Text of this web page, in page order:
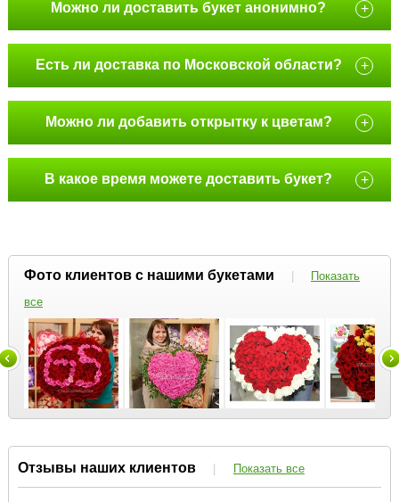
Можно ли доставить букет анонимно? +
Есть ли доставка по Московской области? +
Можно ли добавить открытку к цветам? +
В какое время можете доставить букет? +
Фото клиентов с нашими букетами |
Показать
все
Отзывы наших клиентов | Показать все